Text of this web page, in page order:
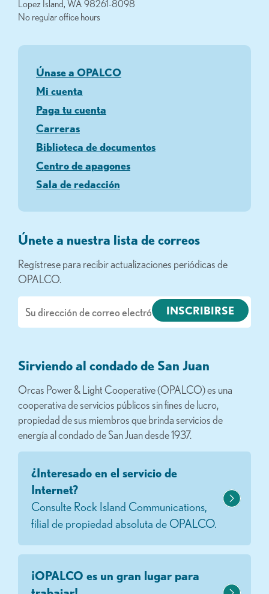
Lopez Island, WA 98261-8098
No regular office hours
Únase a OPALCO
Mi cuenta
Paga tu cuenta
Carreras
Biblioteca de documentos
Centro de apagones
Sala de redacción
Únete a nuestra lista de correos
Regístrese para recibir actualizaciones periódicas de
OPALCO.
electrónico
Sirviendo al condado de San Juan
Orcas Power & Light Cooperative (OPALCO) es una
cooperativa de servicios públicos sin fines de lucro,
propiedad de sus miembros que brinda servicios de
energía al condado de San Juan desde 1937.
¿Interesado en el servicio de
Internet?
Consulte Rock Island Communications,
filial de propiedad absoluta de OPALCO.
¡OPALCO es un gran lugar para